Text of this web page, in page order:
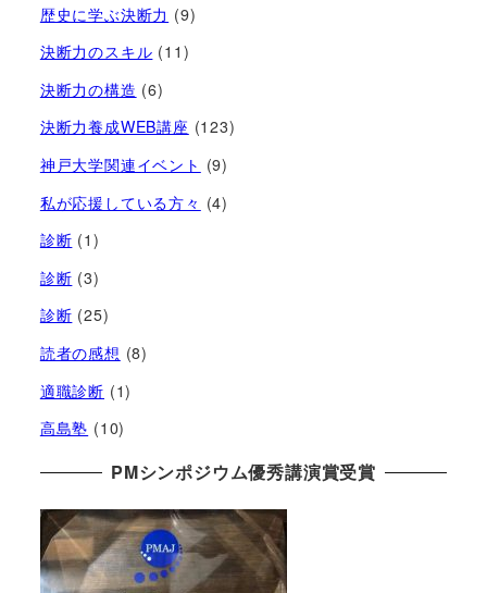
歴史に学ぶ決断力 (9)
決断力のスキル (11)
決断力の構造 (6)
決断力養成WEB講座 (123)
神戸大学関連イベント (9)
私が応援している方々 (4)
診断 (1)
診断 (3)
診断 (25)
読者の感想 (8)
適職診断 (1)
高島塾 (10)
PMシンポジウム優秀講演賞受賞